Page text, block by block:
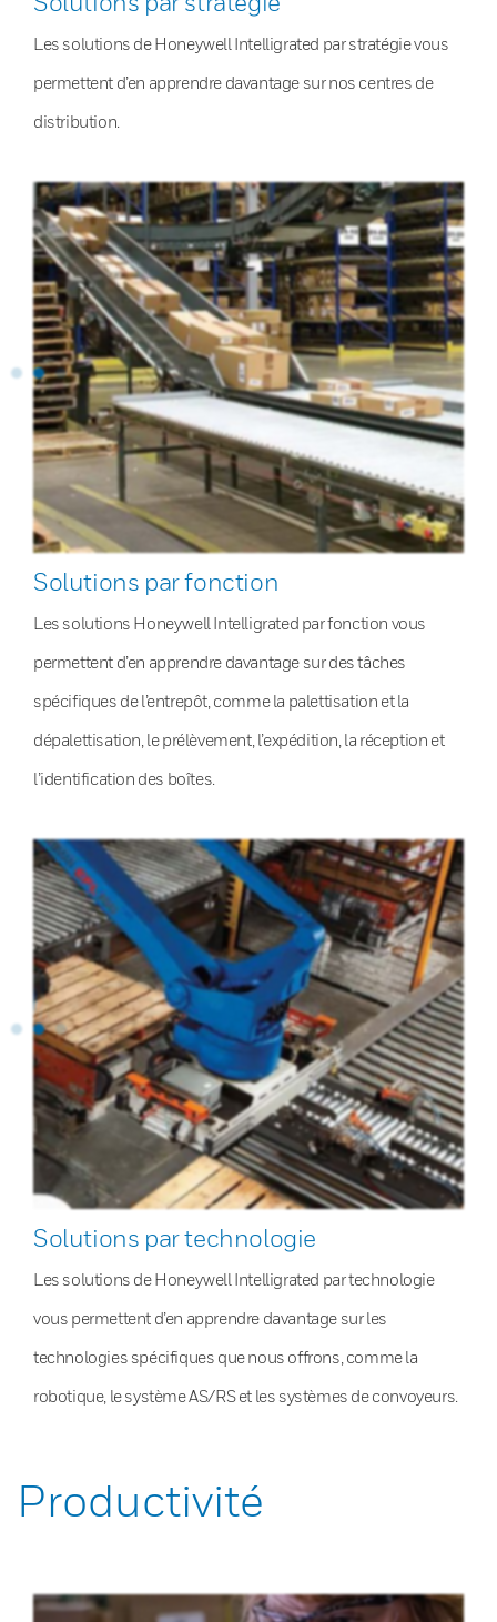
Les solutions de Honeywell Intelligrated par stratégie vous
permettent d’en apprendre davantage sur nos centres de
distribution.
Solutions par fonction
Les solutions Honeywell Intelligrated par fonction vous
permettent d’en apprendre davantage sur des tâches
spécifiques de l’entrepôt, comme la palettisation et la
dépalettisation, le prélèvement, l’expédition, la réception et
l’identification des boîtes.
Solutions par technologie
Les solutions de Honeywell Intelligrated par technologie
vous permettent d’en apprendre davantage sur les
technologies spécifiques que nous offrons, comme la
robotique, le système AS/RS et les systèmes de convoyeurs.
Productivité